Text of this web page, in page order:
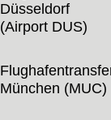
Düsseldorf
(Airport DUS)
München (MUC)